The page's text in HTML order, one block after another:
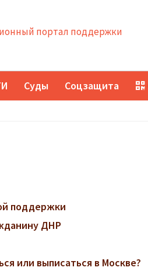
портал поддержки
Суды Соцзащита
поддержки
ДНР
или выписаться в Москве?